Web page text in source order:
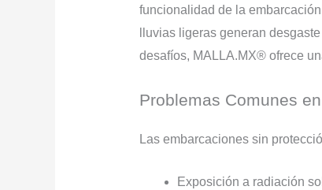
funcionalidad de la
lluvias ligeras generan
desafíos, MALLA.MX® ofrece
Problemas Comunes
Las embarcaciones sin
Exposición a radiación